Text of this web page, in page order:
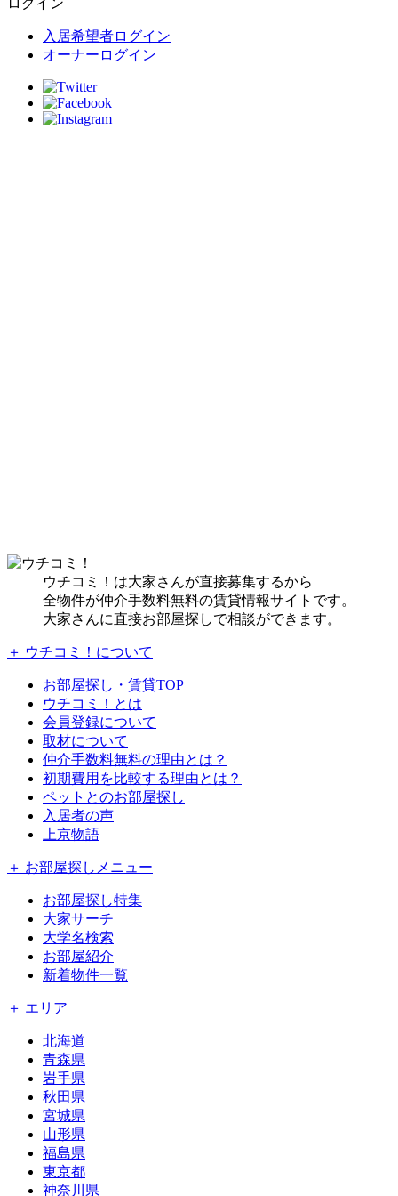
入居希望者ログイン
オーナーログイン
ウチコミ！は大家さんが直接募集するから
全物件が仲介手数料無料の賃貸情報サイトです。
大家さんに直接お部屋探しで相談ができます。
＋ ウチコミ！について
お部屋探し・賃貸TOP
ウチコミ！とは
会員登録について
取材について
仲介手数料無料の理由とは？
初期費用を比較する理由とは？
ペットとのお部屋探し
入居者の声
上京物語
＋ お部屋探しメニュー
お部屋探し特集
大家サーチ
大学名検索
お部屋紹介
新着物件一覧
＋ エリア
北海道
青森県
岩手県
秋田県
宮城県
山形県
福島県
東京都
神奈川県